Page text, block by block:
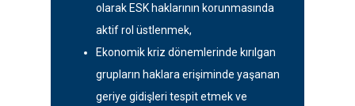
olarak ESK haklarının korunmasında
aktif rol üstlenmek,
Ekonomik kriz dönemlerinde kırılgan
grupların haklara erişiminde yaşanan
geriye gidişleri tespit etmek ve